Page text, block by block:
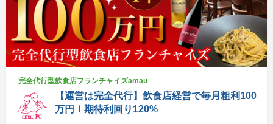
完全代行型飲食店フランチャイズamau
【運営は完全代行】飲食店経営で毎月粗利100
万円！期待利回り120%